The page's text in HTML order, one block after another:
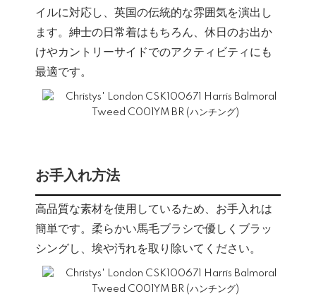
イルに対応し、英国の伝統的な雰囲気を演出し
ます。紳士の日常着はもちろん、休日のお出か
けやカントリーサイドでのアクティビティにも
最適です。
お手入れ方法
高品質な素材を使用しているため、お手入れは
簡単です。柔らかい馬毛ブラシで優しくブラッ
シングし、埃や汚れを取り除いてください。